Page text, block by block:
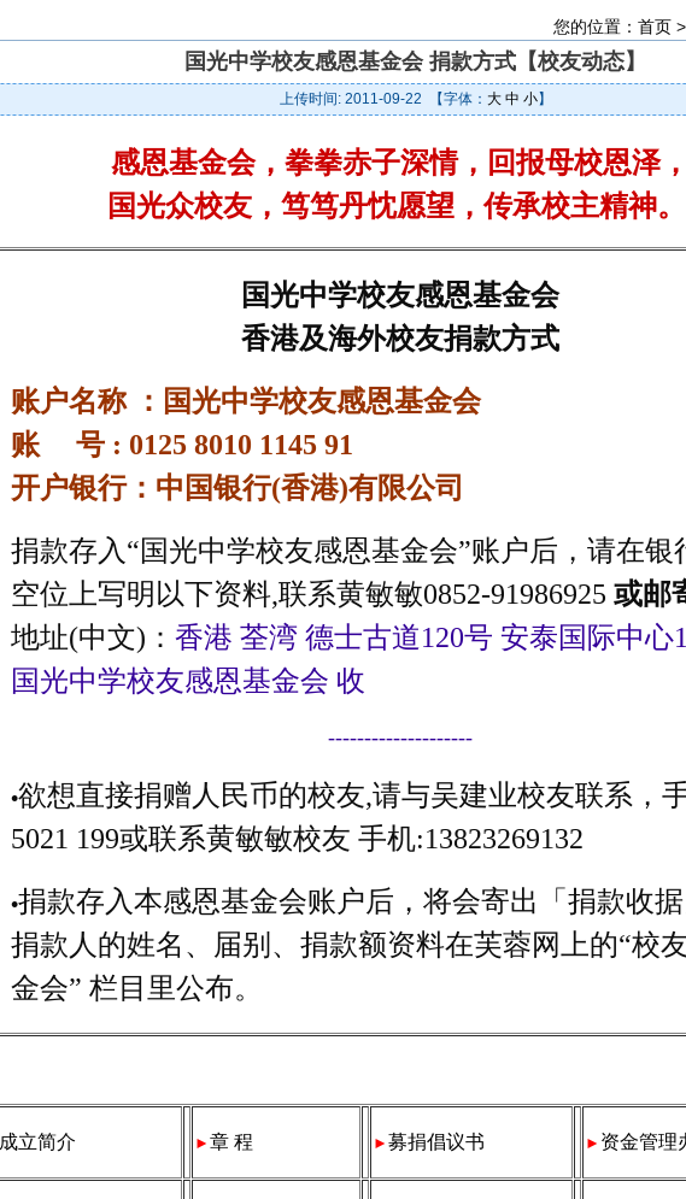
您的位置：首页
国光中学校友感恩基金会 捐款方式【校友动态】
上传时间: 2011-09-22 【字体： 大 中 小】
感恩基金会，拳拳赤子深情，回报母校恩泽，
国光众校友，笃笃丹忱愿望，传承校主精神。
国光中学校友感恩基金会
香港及海外校友捐款方式
账户名称 ：国光中学校友感恩基金会
账 号 : 0125 8010 1145 91
开户银行：中国银行(香港)有限公司
捐款存入“国光中学校友感恩基金会”账户后，请在银
空位上写明以下资料,联系黄敏敏0852-91986925 或邮
地址(中文)： 香港 荃湾 德士古道120号 安泰国际中心
国光中学校友感恩基金会 收
--------------------
•欲想直接捐赠人民币的校友,请与吴建业校友联系，
5021 199或联系黄敏敏校友 手机:13823269132
•捐款存入本感恩基金会账户后，将会寄出「捐款收
捐款人的姓名、届别、捐款额资料在芙蓉网上的“校
金会” 栏目里公布。
成立简介 ► 章 程 ► 募捐倡议书 ► 资金管理